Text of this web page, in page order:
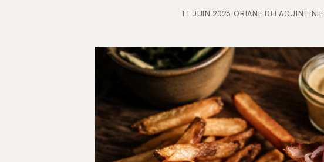
11 JUIN 2026·ORIANE DELAQUINTINIE